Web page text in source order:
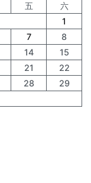
五
六
1
7
8
14
15
21
22
28
29